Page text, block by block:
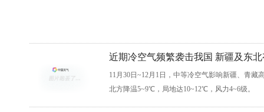
近期冷空气频繁袭击我国 新疆及东
11月30日~12月1日，中等冷空气影响新疆、青藏
北方降温5~9℃，局地达10~12℃，风力4~6级。